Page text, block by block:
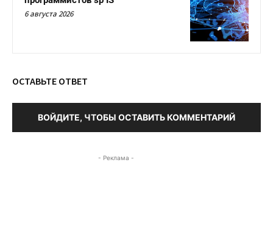
6 августа 2026
ОСТАВЬТЕ ОТВЕТ
ВОЙДИТЕ, ЧТОБЫ ОСТАВИТЬ КОММЕНТАРИЙ
- Реклама -